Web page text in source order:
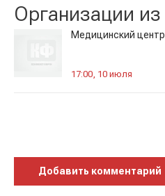
Организации из
Медицинский
17:00, 10 июля
Добавить комментарий